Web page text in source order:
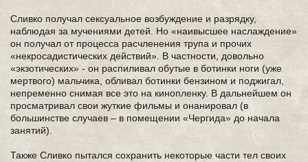
Сливко получал сексуальное возбуждение и разрядку,
наблюдая за мучениями детей. Но «наивысшее наслаждение»
он получал от процесса расчленения трупа и прочих
«некросадистических действий». В частности, довольно
«экзотических» - он распиливал обутые в ботинки ноги (уже
мертвого) мальчика, обливал ботинки бензином и поджигал,
непременно снимая все это на кинопленку. В дальнейшем он
просматривал свои жуткие фильмы и онанировал (в
большинстве случаев – в помещении «Чергида» до начала
занятий).
Также Сливко пытался сохранить некоторые части тел своих